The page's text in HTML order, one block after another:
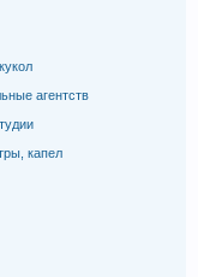
агентств
капел